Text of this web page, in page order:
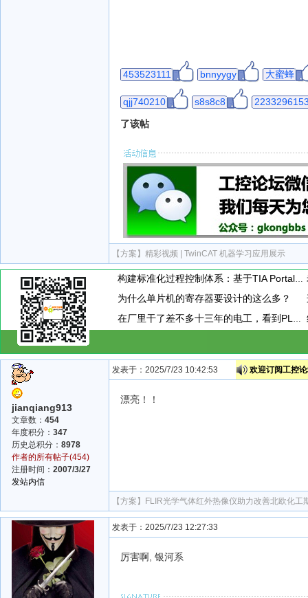
453523111 bnnyygy 大蜜蜂
qjj740210 s8s8c8
了该帖
【方案】 精彩视频 | TwinCAT 机器学习应用展示
构建标准化过程控制体系：基于TIA Portal的PID闭环控制通用封装模板设计与应用
为什么单片机的寄存器要设计的这么多？
在厂里干了差不多十三年的电工，看到PLC模块上接了一个小玩意，这小玩意到底是干嘛用的呢？
jianqiang913
文章数： 454
年度积分： 347
历史总积分： 8978
作者的所有帖子(454)
注册时间： 2007/3/27
发站内信
发表于：2025/7/23 10:42:53 欢迎订阅工控
漂亮！！
【方案】 FLIR光学气体红外热像仪助力改善北欧化工
发表于：2025/7/23 12:27:33
厉害啊, 银河系